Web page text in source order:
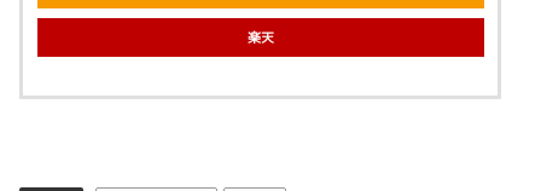
楽天